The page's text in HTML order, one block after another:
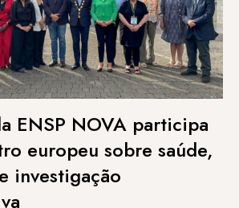
ENSP NOVA participa
europeu sobre saúde,
investigação